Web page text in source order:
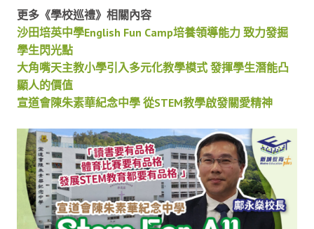
更多《學校巡禮》相關內容
沙田培英中學English Fun Camp培養領導能力 致力發掘
學生閃光點
大角嘴天主教小學引入多元化教學模式 發揮學生潛能凸
顯人的價值
宣道會陳朱素華紀念中學 從STEM教學啟發關愛精神